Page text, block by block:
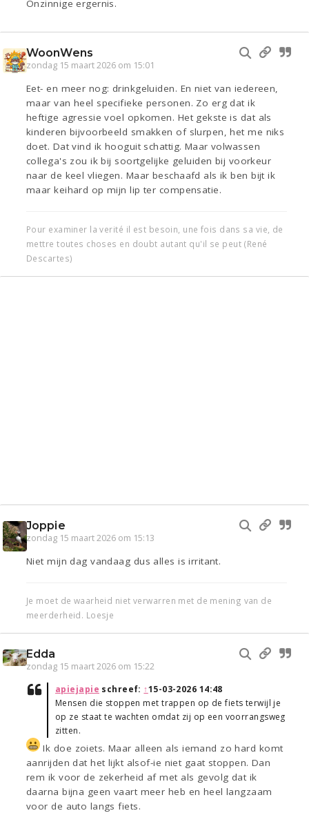
Onzinnige ergernis.
WoonWens
zondag 15 maart 2026 om 15:01
Eet- en meer nog: drinkgeluiden. En niet van iedereen,
maar van heel specifieke personen. Zo erg dat ik
heftige agressie voel opkomen. Het gekste is dat als
kinderen bijvoorbeeld smakken of slurpen, het me niks
doet. Dat vind ik hooguit schattig. Maar volwassen
collega's zou ik bij soortgelijke geluiden bij voorkeur
naar de keel vliegen. Maar beschaafd als ik ben bijt ik
maar keihard op mijn lip ter compensatie.
Pour examiner la verité il est besoin, une fois dans sa vie, de
mettre toutes choses en doubt autant qu'il se peut (René
Descartes)
Joppie
zondag 15 maart 2026 om 15:13
Niet mijn dag vandaag dus alles is irritant.
Je moet de waarheid niet verwarren met de mening van de
meerderheid. Loesje
Edda
zondag 15 maart 2026 om 15:22
apiejapie schreef: ↑15-03-2026 14:48
Mensen die stoppen met trappen op de fiets terwijl je
op ze staat te wachten omdat zij op een voorrangsweg
zitten.
Ik doe zoiets. Maar alleen als iemand zo hard komt
aanrijden dat het lijkt alsof-ie niet gaat stoppen. Dan
rem ik voor de zekerheid af met als gevolg dat ik
daarna bijna geen vaart meer heb en heel langzaam
voor de auto langs fiets.